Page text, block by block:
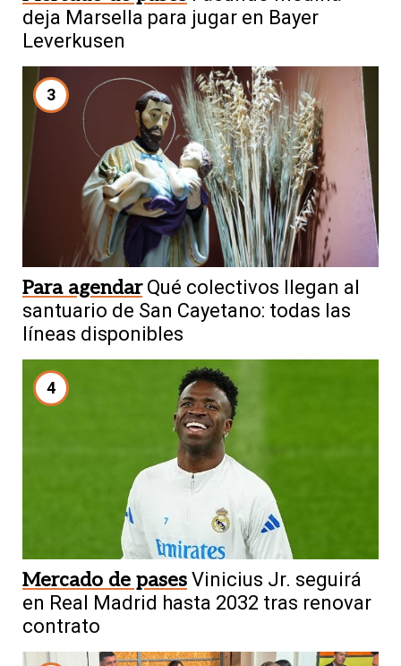
deja Marsella para jugar en Bayer
Leverkusen
3
Para agendar Qué colectivos llegan al
santuario de San Cayetano: todas las
líneas disponibles
4
Mercado de pases Vinicius Jr. seguirá
en Real Madrid hasta 2032 tras renovar
contrato